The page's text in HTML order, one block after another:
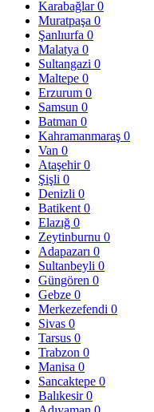
Karabağlar0
Muratpaşa 0
Şanlıurfa 0
Malatya 0
Sultangazi 0
Maltepe 0
Erzurum 0
Samsun 0
Batman 0
Kahramanmaraş 0
Van 0
Ataşehir0
Şişli 0
Denizli 0
Batikent 0
Elazığ 0
Zeytinburnu 0
Adapazarı 0
Sultanbeyli 0
Güngören 0
Gebze 0
Merkezefendi 0
Sivas 0
Tarsus 0
Trabzon 0
Manisa 0
Sancaktepe 0
Balıkesir0